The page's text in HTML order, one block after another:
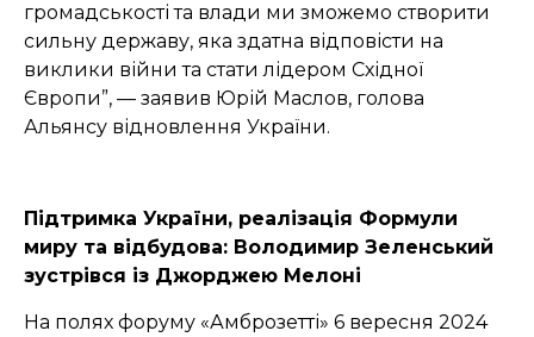
громадськості та влади ми зможемо створити
сильну державу, яка здатна відповісти на
виклики війни та стати лідером Східної
Європи”, — заявив Юрій Маслов, голова
Альянсу відновлення України.
Підтримка України, реалізація Формули
миру та відбудова: Володимир Зеленський
зустрівся із Джорджею Мелоні
На полях форуму «Амброзетті» 6 вересня 2024